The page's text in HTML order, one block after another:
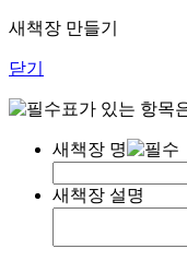
새책장 만들기
닫기
표가 있는 항목
새책장 명
새책장 설명